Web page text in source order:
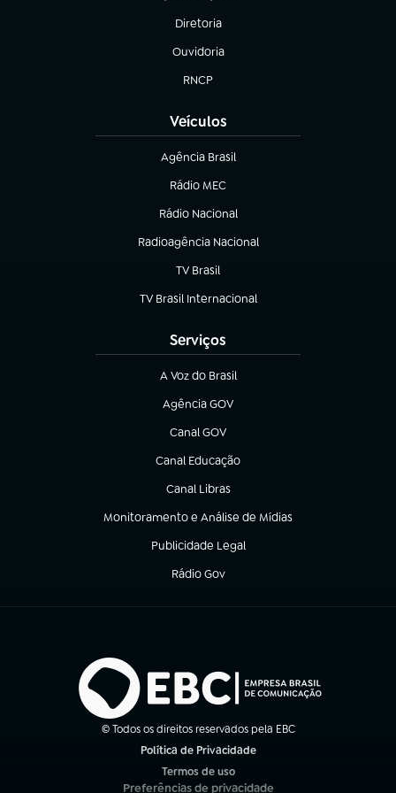
Diretoria
(abre em nova aba)
Ouvidoria
(abre em nova aba)
RNCP
(abre em nova aba)
Veículos
Agência Brasil
(abre em nova aba)
Rádio MEC
(abre em nova aba)
Rádio Nacional
Radioagência Nacional
(abre em nova aba)
TV Brasil
(abre em nova aba)
TV Brasil Internacional
(abre em nova aba)
Serviços
A Voz do Brasil
(abre em nova aba)
Agência GOV
(abre em nova aba)
Canal GOV
(abre em nova aba)
Canal Educação
(abre em nova aba)
Canal Libras
(abre em nova aba)
Monitoramento e Análise de Mídias
(abre em nova aba)
Publicidade Legal
(abre em nova aba)
Rádio Gov
(abre em nova aba)
© Todos os direitos reservados pela EBC
Política de Privacidade
Termos de uso
(abre em nova aba)
Preferências de privacidade